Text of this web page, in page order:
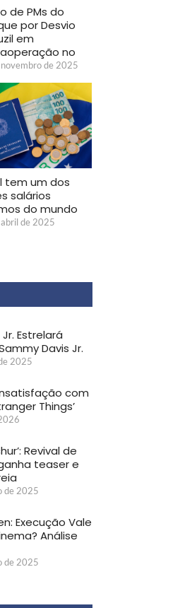
de PMs do
por Desvio
em
no
de 2025
tem um dos
salários
do mundo
de 2025
Estrelará
Davis Jr.
2025
com
Things’
Revival de
teaser e
de 2025
Execução Vale
Análise
de 2025